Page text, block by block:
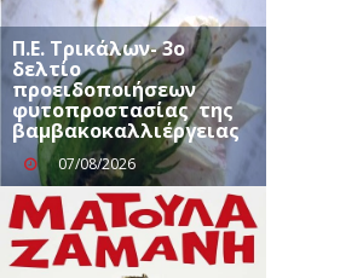
Π.Ε. Τρικάλων- 3ο
δελτίο
προειδοποιήσεων
φυτοπροστασίας της
βαμβακοκαλλιέργειας
07/08/2026